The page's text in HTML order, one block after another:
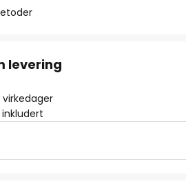
levering
inkludert